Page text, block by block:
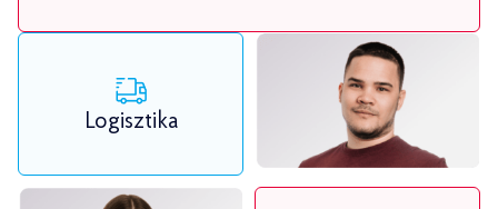
Logisztika